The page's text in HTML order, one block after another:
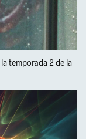
temporada 2 de la